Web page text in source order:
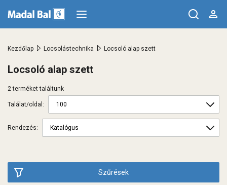
Kezdőlap > Locsolástechnika > Locsoló alap szett
Locsoló alap szett
Rendezés:
2 terméket találtunk
Találat/oldal:
Szűrések